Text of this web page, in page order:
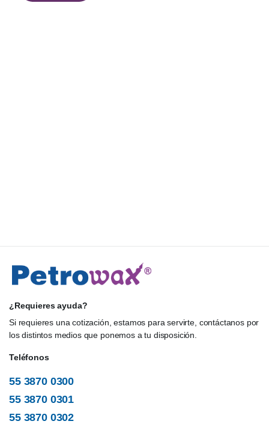
¿Requieres ayuda?
Si requieres una cotización, estamos para servirte, contáctanos por
los distintos medios que ponemos a tu disposición.
Teléfonos
55 3870 0300
55 3870 0301
55 3870 0302